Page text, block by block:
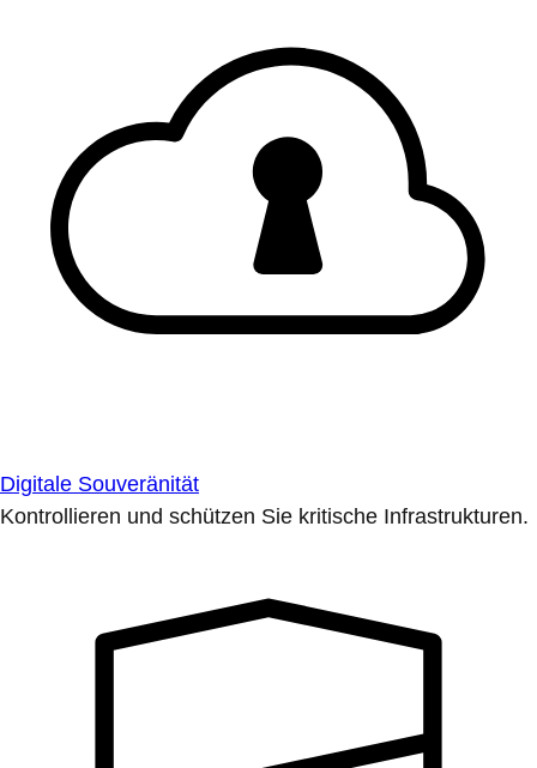
Digitale Souveränität
Kontrollieren und schützen Sie kritische Infrastrukturen.